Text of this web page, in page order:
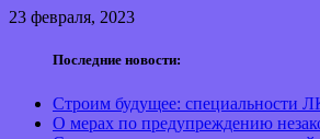
23 февраля, 2023
Последние новости:
Строим будущее: специальности
О мерах по предупреждению